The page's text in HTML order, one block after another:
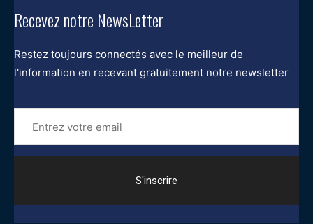
Recevez notre NewsLetter
Restez toujours connectés avec le meilleur de
l'information en recevant gratuitement notre newsletter
Entrez
votre
email